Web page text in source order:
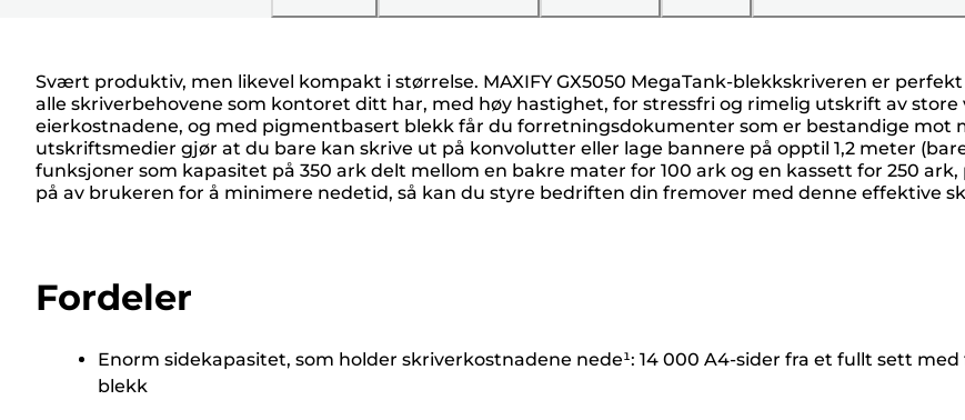
Svært produktiv, men likevel kompakt i størrelse. MAXIFY GX5050 MegaTank-blekkskriveren er
alle skriverbehovene som kontoret ditt har, med høy hastighet, for stressfri og rimelig utskrift av
eierkostnadene, og med pigmentbasert blekk får du forretningsdokumenter som er bestandige mot
utskriftsmedier gjør at du bare kan skrive ut på konvolutter eller lage bannere på opptil 1,2 meter
funksjoner som kapasitet på 350 ark delt mellom en bakre mater for 100 ark og en kassett for 250
på av brukeren for å minimere nedetid, så kan du styre bedriften din fremover med denne effektive
Fordeler
Enorm sidekapasitet, som holder skriverkostnadene nede¹: 14 000 A4-sider fra et fullt sett
blekk